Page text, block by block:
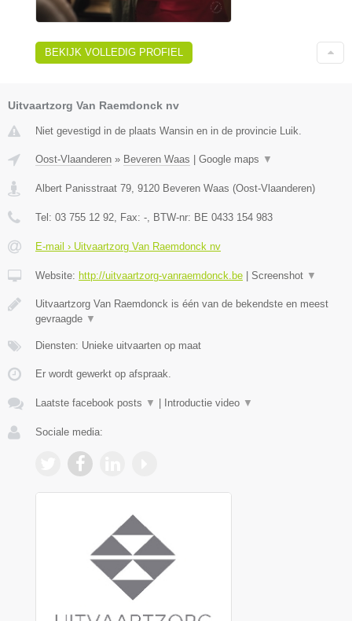
BEKIJK VOLLEDIG PROFIEL
Uitvaartzorg Van Raemdonck nv
Niet gevestigd in de plaats Wansin en in de provincie Luik.
Oost-Vlaanderen » Beveren Waas | Google maps ▼
Albert Panisstraat 79 9120 Beveren Waas (Oost-Vlaanderen)
Tel: 03 755 12 92 , Fax: - , BTW-nr: BE 0433 154 983
E-mail › Uitvaartzorg Van Raemdonck nv
Website: http://uitvaartzorg-vanraemdonck.be | Screenshot ▼
Uitvaartzorg Van Raemdonck is één van de bekendste en meest
gevraagde ▼
Diensten: Unieke uitvaarten op maat
Er wordt gewerkt op afspraak.
Laatste facebook posts ▼ | Introductie video ▼
Sociale media: